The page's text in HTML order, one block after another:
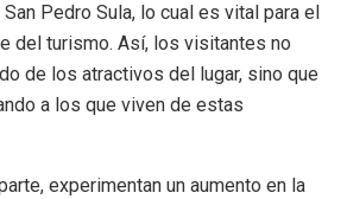
Pedro Sula, lo cual es vital para el
del turismo. Así, los visitantes no
de los atractivos del lugar, sino que
a los que viven de estas
experimentan un aumento en la